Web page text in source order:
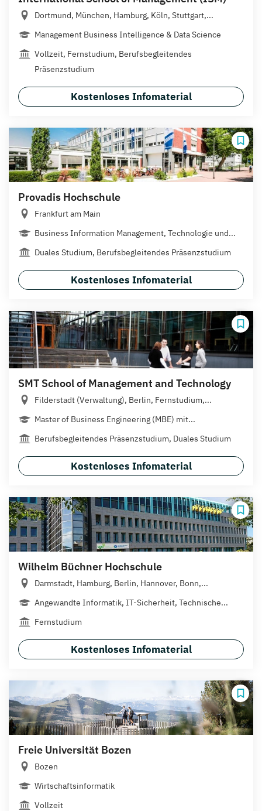
Dortmund, München, Hamburg, Köln, Stuttgart,...
Management Business Intelligence & Data Science
Vollzeit, Fernstudium, Berufsbegleitendes
Präsenzstudium
Kostenloses Infomaterial
Provadis Hochschule
Frankfurt am Main
Business Information Management, Technologie und...
Duales Studium, Berufsbegleitendes Präsenzstudium
Kostenloses Infomaterial
SMT School of Management and Technology
Filderstadt (Verwaltung), Berlin, Fernstudium,...
Master of Business Engineering (MBE) mit...
Berufsbegleitendes Präsenzstudium, Duales Studium
Kostenloses Infomaterial
Wilhelm Büchner Hochschule
Darmstadt, Hamburg, Berlin, Hannover, Bonn,...
Angewandte Informatik, IT-Sicherheit, Technische...
Fernstudium
Kostenloses Infomaterial
Freie Universität Bozen
Bozen
Wirtschaftsinformatik
Vollzeit